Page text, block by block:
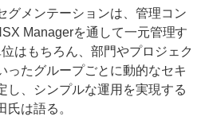
メンテーションは、管理コン
Managerを通して一元管理す
はもちろん、部門やプロジェク
ったグループごとに動的なセキ
し、シンプルな運用を実現する
氏は語る。